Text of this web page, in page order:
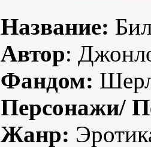
Название:
Автор:
Фандом:
Персонажи/
Жанр: